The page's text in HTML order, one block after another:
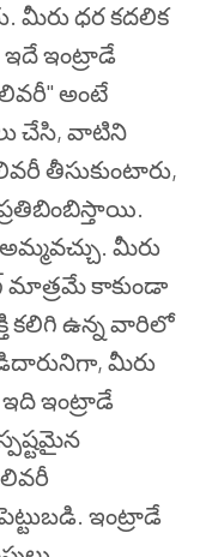
మీరు ధర కదలిక
ఇంట్రాడే
అంటే
చేసి, వాటిని
తీసుకుంటారు,
మీరు
మాత్రమే కాకుండా
కలిగి ఉన్న వారిలో
మీరు
ఇది ఇంట్రాడే
ఇంట్రాడే